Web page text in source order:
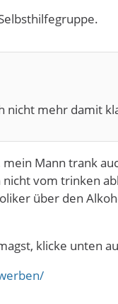
nicht mehr damit
mein Mann trank
vom trinken
über den
klicke unten